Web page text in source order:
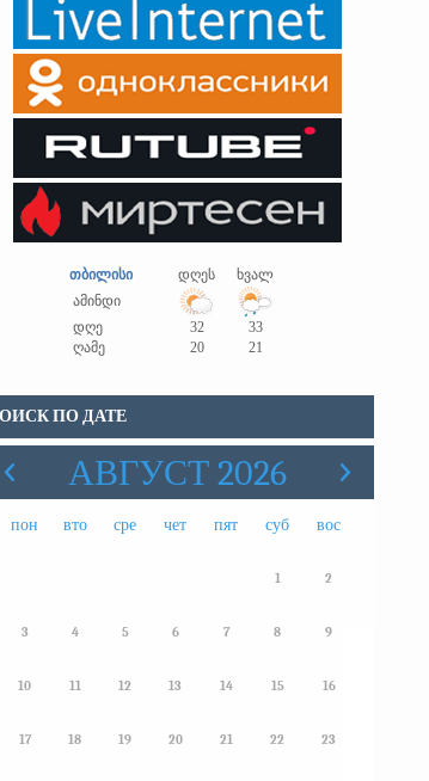
თბილისი დღეს
ხვალ
ამინდი
დღე
32
33
ღამე
20 21
ПО ДАТЕ
АВГУСТ 2026
пон вто сре чет пят суб вос
1 2
3 4 5 6 7 8 9
10 11 12 13 14 15 16
17 18 19 20 21 22 23